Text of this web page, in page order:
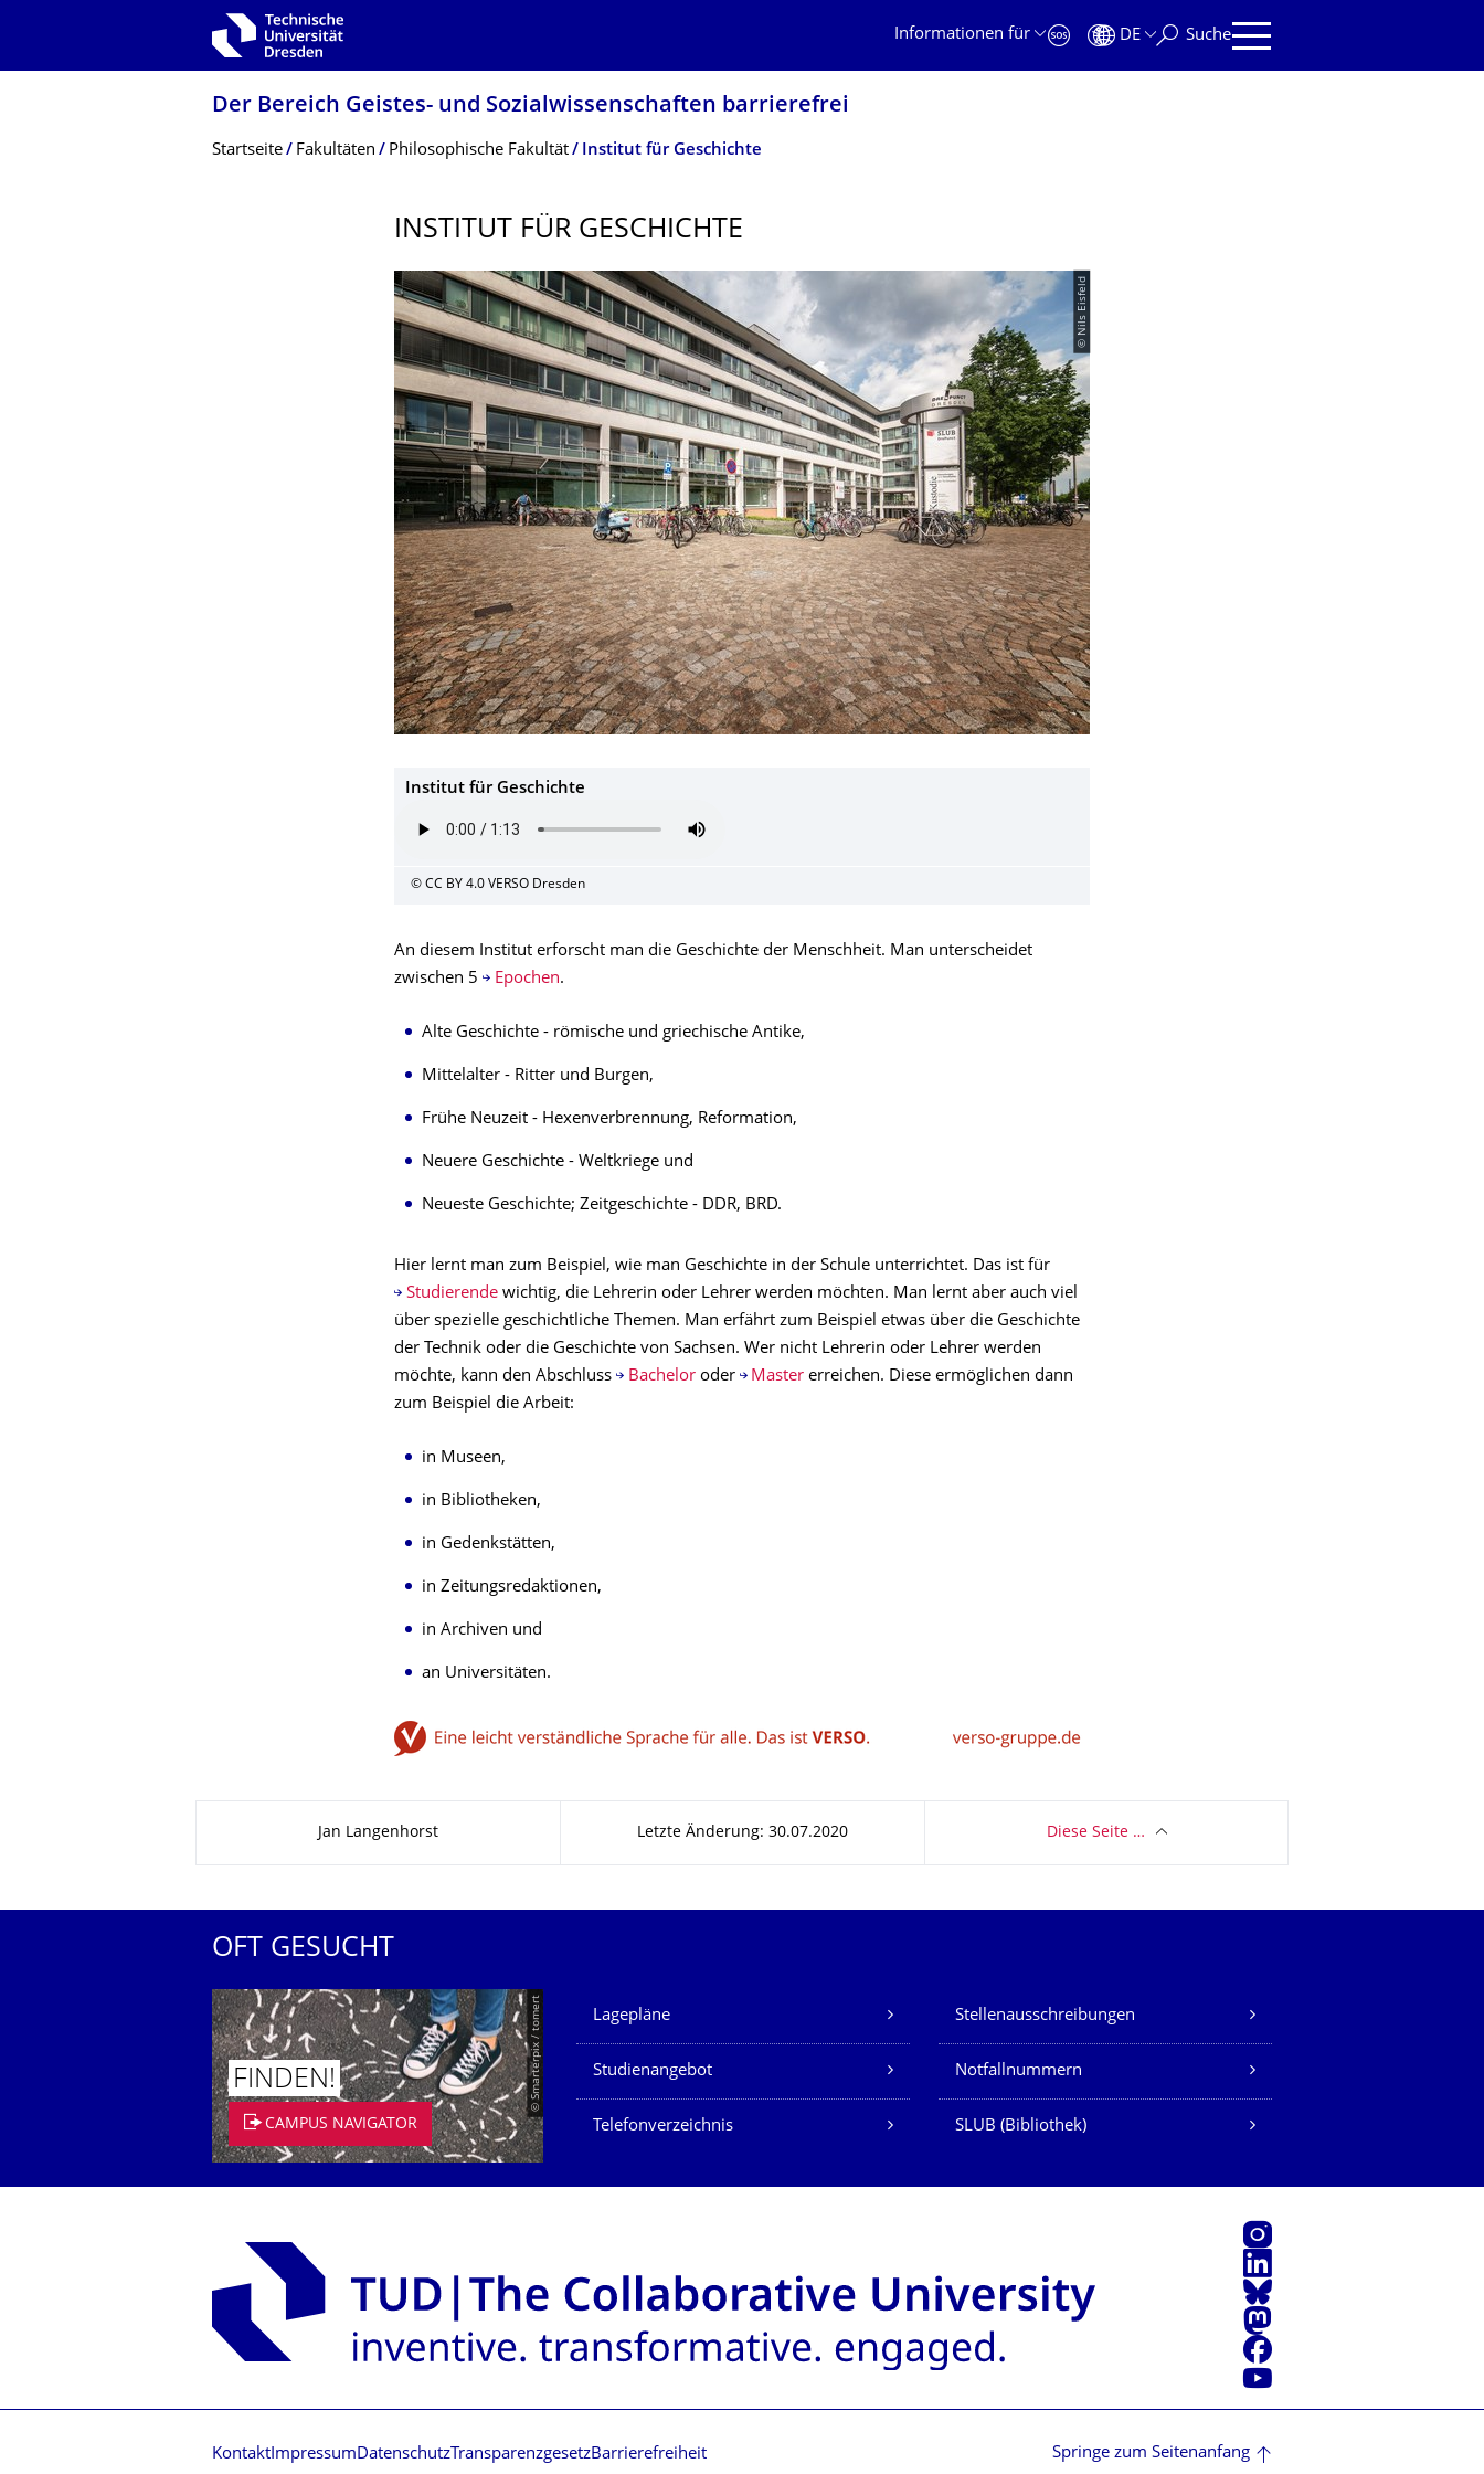
Zur Hauptnavigation springen
Informationen für
DE Suche
Der Bereich Geistes- und Sozialwissenschaf­ten barrierefrei
Breadcrumb-Menü
Startseite Fakultäten Philosophische Fakultät Institut für Geschichte
INSTITUT FÜR GESCHICHTE
© Nils Eisfeld
Institut für Geschichte
© CC BY 4.0 VERSO Dresden
An diesem Institut erforscht man die Geschichte der Menschheit. Man unterscheidet
zwischen 5
Epochen.
Alte Geschichte - römische und griechische Antike,
Mittelalter - Ritter und Burgen,
Frühe Neuzeit - Hexenverbrennung, Reformation,
Neuere Geschichte - Weltkriege und
Neueste Geschichte; Zeitgeschichte - DDR, BRD.
Hier lernt man zum Beispiel, wie man Geschichte in der Schule unterrichtet. Das ist für
Studierendewichtig, die Lehrerin oder Lehrer werden möchten. Man lernt aber auch viel
über spezielle geschichtliche Themen. Man erfährt zum Beispiel etwas über die Geschichte
der Technik oder die Geschichte von Sachsen. Wer nicht Lehrerin oder Lehrer werden
möchte, kann den Abschluss
Bacheloroder Master erreichen. Diese ermöglichen dann
zum Beispiel die Arbeit:
in Museen,
in Bibliotheken,
in Gedenkstätten,
in Zeitungsredaktionen,
in Archiven und
an Universitäten.
Jan Langenhorst Letzte Änderung: 30.07.2020 Diese Seite …
OFT GESUCHT
© Smarterpix / tomert
FINDEN!
CAMPUS NAVIGATOR
Unsere Dienste
Lagepläne Stellenausschreibungen
Studienangebot Notfallnummern
Telefonverzeichnis SLUB (Bibliothek)
Instagram
LinkedIn
Bluesky
Mastodon
Facebook
Youtube
Kontakt Impressum DatenschutzTransparenzgesetzBarrierefreiheit Springe zum Seitenanfang